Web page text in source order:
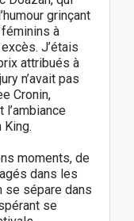
grinçant
à
J’étais
attribués à
n’avait pas
Cronin,
moments, de
dans les
se sépare dans
se